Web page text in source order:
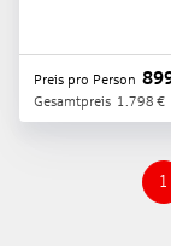
Preis pro Person
Gesamtpreis 1.798 €
1